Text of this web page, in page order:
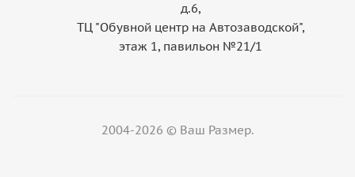
д.6,
ТЦ "Обувной центр на Автозаводской",
этаж 1, павильон №21/1
2004-2026 © Ваш Размер.